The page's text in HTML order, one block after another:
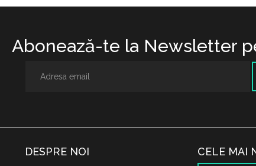
Abonează-te la Newsletter
DESPRE NOI CELE MAI